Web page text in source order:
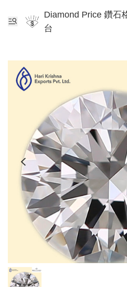
Diamond Price 鑽石
台